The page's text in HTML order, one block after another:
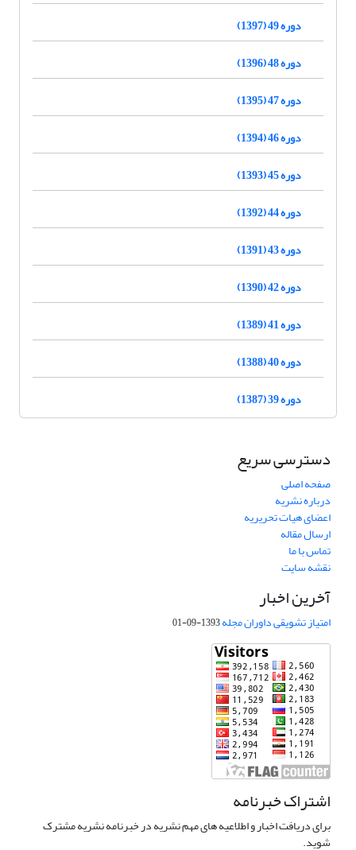
دوره 49 (1397)
دوره 48 (1396)
دوره 47 (1395)
دوره 46 (1394)
دوره 45 (1393)
دوره 44 (1392)
دوره 43 (1391)
دوره 42 (1390)
دوره 41 (1389)
دوره 40 (1388)
دوره 39 (1387)
دسترسی سریع
صفحه اصلی
درباره نشریه
اعضای هیات تحریریه
ارسال مقاله
تماس با ما
نقشه سایت
آخرین اخبار
امتیاز تشویقی داوران مجله1393-09-01
اشتراک خبرنامه
برای دریافت اخبار و اطلاعیه های مهم نشریه در خبرنامه نشریه مشترک
شوید.